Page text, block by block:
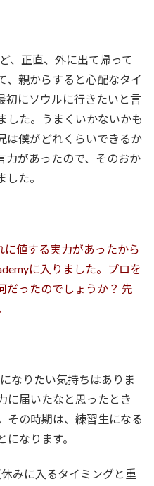
、正直、外に出て帰って
、親からすると心配なタイ
初にソウルに行きたいと言
した。うまくいかないかも
は僕がどれくらいできるか
力があったので、そのおか
た。
値する実力があったから
に入りました。プロを
だったのでしょうか？ 先
なりたい気持ちはありま
に届いたなと思ったとき
その時期は、練習生になる
なります。
みに入るタイミングと重